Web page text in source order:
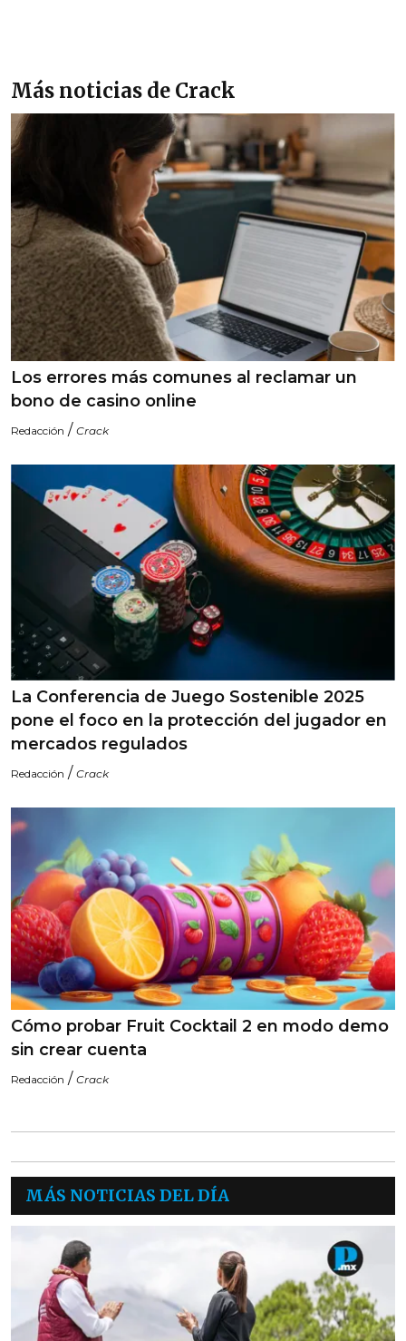
Más noticias de Crack
Los errores más comunes al reclamar un
bono de casino online
Redacción / Crack
La Conferencia de Juego Sostenible 2025
pone el foco en la protección del jugador en
mercados regulados
Redacción / Crack
Cómo probar Fruit Cocktail 2 en modo demo
sin crear cuenta
Redacción / Crack
MÁS NOTICIAS DEL DÍA